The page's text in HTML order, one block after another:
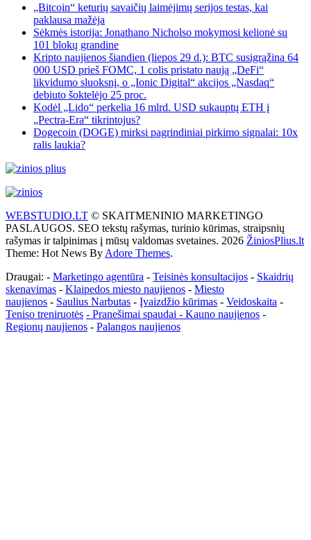
„Bitcoin“ keturių savaičių laimėjimų serijos testas, kai
paklausa mažėja
Sėkmės istorija: Jonathano Nicholso mokymosi kelionė su
101 blokų grandine
Kripto naujienos šiandien (liepos 29 d.): BTC susigrąžina 64
000 USD prieš FOMC, 1 colis pristato naują „DeFi“
likvidumo sluoksnį, o „Ionic Digital“ akcijos „Nasdaq“
debiuto šoktelėjo 25 proc.
Kodėl „Lido“ perkelia 16 mlrd. USD sukauptų ETH į
„Pectra-Era“ tikrintojus?
Dogecoin (DOGE) mirksi pagrindiniai pirkimo signalai: 10x
ralis laukia?
WEBSTUDIO.LT © SKAITMENINIO MARKETINGO
PASLAUGOS. SEO tekstų rašymas, turinio kūrimas, straipsnių
rašymas ir talpinimas į mūsų valdomas svetaines. 2026 ŽiniosPlius.lt
Theme: Hot News By Adore Themes.
Draugai: - Marketingo agentūra - Teisinės konsultacijos - Skaidrių
skenavimas - Klaipedos miesto naujienos - Miesto
naujienos - Saulius Narbutas - Įvaizdžio kūrimas - Veidoskaita -
Teniso treniruotės - Pranešimai spaudai - Kauno naujienos -
Regionų naujienos - Palangos naujienos